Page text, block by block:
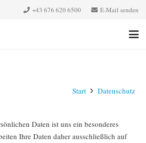
+43 676 620 6500‬ E-Mail senden
Start Datenschutz
Daten ist uns ein besonderes
Ihre Daten daher ausschließlich auf